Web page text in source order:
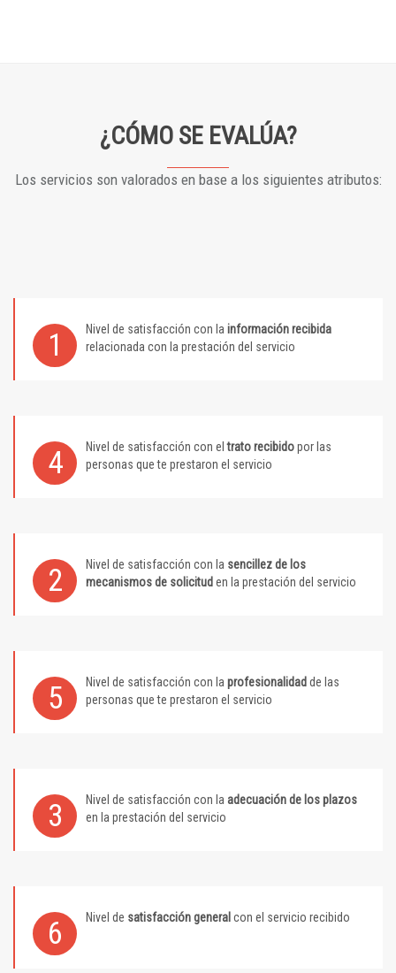
¿CÓMO SE EVALÚA?
Los servicios son valorados en base a los siguientes atributos:
1 Nivel de satisfacción con la información recibida
relacionada con la prestación del servicio
4 Nivel de satisfacción con eltrato recibidopor las
personas que te prestaron el servicio
2 Nivel de satisfacción con la sencillez de los
mecanismos de solicitud en la prestación del servicio
5 Nivel de satisfacción con la profesionalidad de las
personas que te prestaron el servicio
3 Nivel de satisfacción con la adecuación de los plazos
en la prestación del servicio
6 Nivel de satisfacción general con el servicio recibido